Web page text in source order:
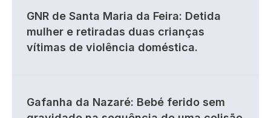
GNR de Santa Maria da Feira: Detida
mulher e retiradas duas crianças
vítimas de violência doméstica.
Gafanha da Nazaré: Bebé ferido sem